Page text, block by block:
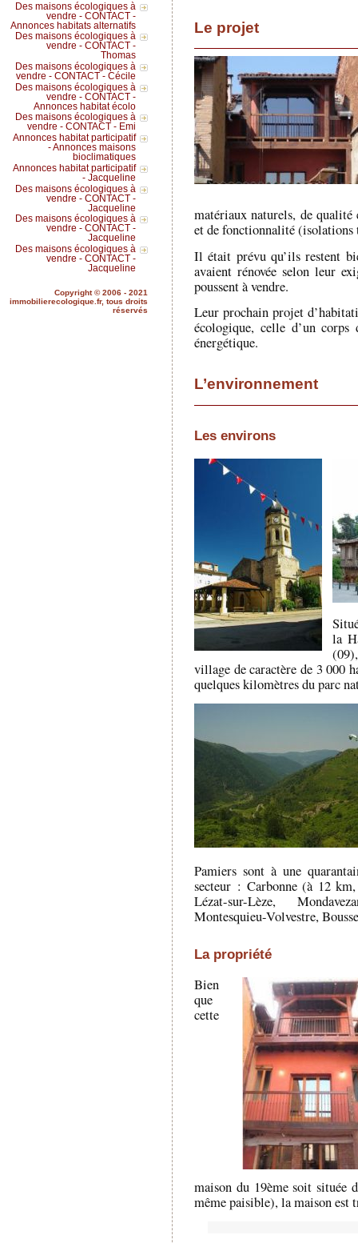
Le projet
matériaux naturels, de
et de fonctionnalité
Il était prévu qu’ils restent
avaient rénovée selon leur
poussent à vendre.
Leur prochain projet
écologique, celle d’un
énergétique.
L’environnement
Les environs
la
village de caractère de 3 000
quelques kilomètres du parc
Pamiers sont à une
secteur : Carbonne (à 12
Lézat-sur-Lèze,
Montesquieu-Volvestre,
La propriété
Bien
que
cette
maison du 19ème soit située
même paisible), la maison est
Des maisons écologiques à
vendre - CONTACT -
Annonces habitats alternatifs
Des maisons écologiques à
vendre - CONTACT -
Thomas
Des maisons écologiques à
vendre - CONTACT - Cécile
Des maisons écologiques à
vendre - CONTACT -
Annonces habitat écolo
Des maisons écologiques à
vendre - CONTACT - Emi
Annonces habitat participatif
- Annonces maisons
bioclimatiques
Annonces habitat participatif
- Jacqueline
Des maisons écologiques à
vendre - CONTACT -
Jacqueline
Des maisons écologiques à
vendre - CONTACT -
Jacqueline
Des maisons écologiques à
vendre - CONTACT -
Jacqueline
Copyright © 2006 - 2021
immobilierecologique.fr, tous droits
réservés